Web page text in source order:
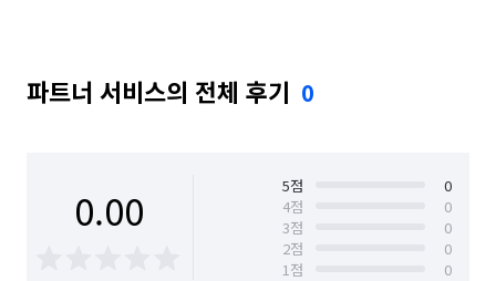
파트너 서비스의 전체 후기 0
0.00 5점
0
4점
0
3점
0
2점
0
1점
0